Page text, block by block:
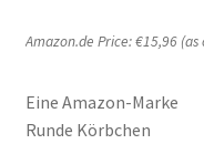
Amazon.de Price:€15,96(as
Eine Amazon-Marke
Runde Körbchen